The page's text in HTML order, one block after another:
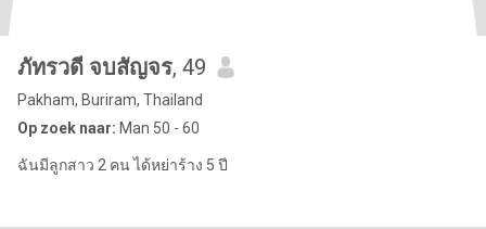
ภัทรวดี จบสัญจร, 49
Pakham, Buriram, Thailand
Op zoek naar: Man 50 - 60
ฉันมีลูกสาว 2 คน ได้หย่าร้าง 5 ปี